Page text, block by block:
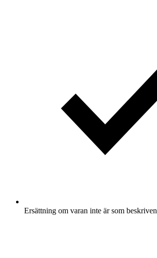
Ersättning om varan inte är som beskriven